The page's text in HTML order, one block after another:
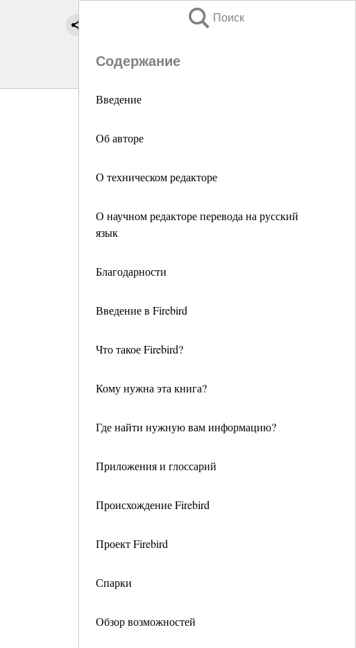
Поиск
Содержание
Введение
Об авторе
О техническом редакторе
О научном редакторе перевода на русский
язык
Благодарности
Введение в Firebird
Что такое Firebird?
Кому нужна эта книга?
Где найти нужную вам информацию?
Приложения и глоссарий
Происхождение Firebird
Проект Firebird
Спарки
Обзор возможностей